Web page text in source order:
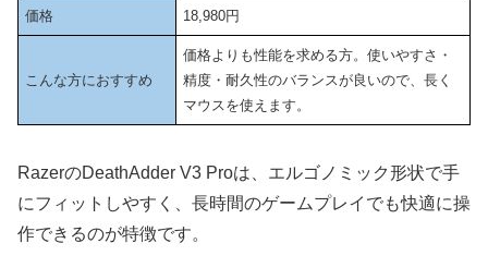
価格 18,980円
こんな方におすすめ
価格よりも性能を求める方。使いやすさ・
精度・耐久性のバランスが良いので、長く
マウスを使えます。
RazerのDeathAdder V3 Proは、エルゴノミック形状で手
にフィットしやすく、長時間のゲームプレイでも快適に操
作できるのが特徴です。